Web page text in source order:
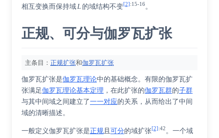
相互变换而保持域L 的域结构不变 [2] :15-16。
正规、可分与伽罗瓦扩张
主条目： 正规扩张和伽罗瓦扩张
伽罗瓦扩张是伽罗瓦理论中的基础概念。有限的伽罗瓦扩
张满足伽罗瓦理论基本定理 ，在此扩张的伽罗瓦群的子群
与其中间域之间建立了一一对应的关系，从而给出了中间
域的清晰描述。
一般定义伽罗瓦扩张是正规 且 可分的域扩张 [2] :42。一个域